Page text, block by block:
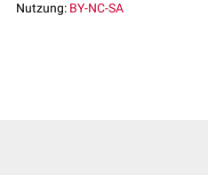
Nutzung: BY-NC-SA